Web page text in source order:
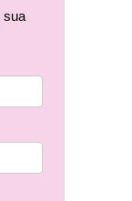
sua